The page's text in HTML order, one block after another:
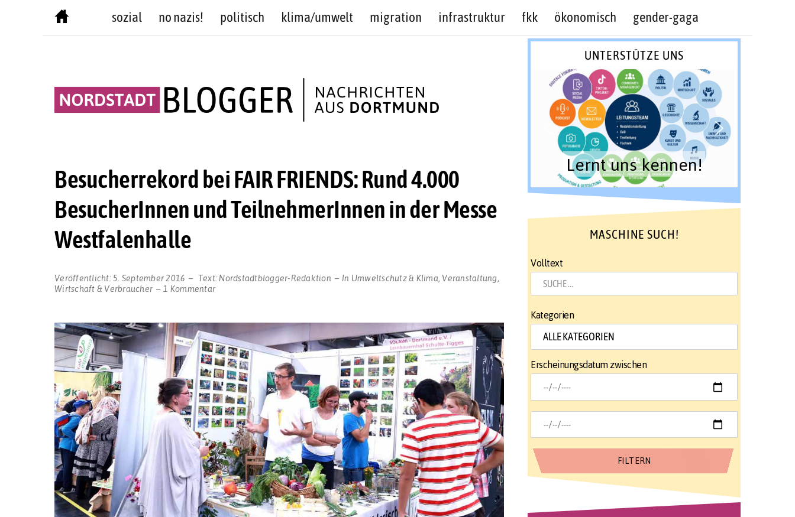
sozial no nazis! politisch klima/umwelt migration infrastruktur fkk ökonomisch gender-gaga
Besucherrekord bei FAIR FRIENDS: Rund 4.000
BesucherInnen und TeilnehmerInnen in der Messe
Westfalenhalle
Veröffentlicht: 5. September 2016 Text: Nordstadtblogger-Redaktion In Umweltschutz & Klima Veranstaltung
Wirtschaft & Verbraucher
1 Kommentarzu
Rund
4.000
BesucherInnen
und
TeilnehmerInnen
in
der
Messe
Westfalenhalle
UNTERSTÜTZE UNS
Lernt uns kennen!
MASCHINE SUCH!
Volltext
Kategorien
Erscheinungsdatum zwischen